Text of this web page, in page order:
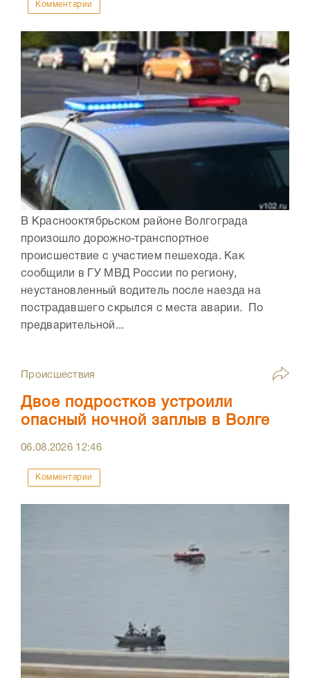
Комментарии
В Краснооктябрьском районе Волгограда
произошло дорожно-транспортное
происшествие с участием пешехода. Как
сообщили в ГУ МВД России по региону,
неустановленный водитель после наезда на
пострадавшего скрылся с места аварии. По
предварительной...
Происшествия
Двое подростков устроили
опасный ночной заплыв в Волге
06.08.2026 12:46
Комментарии